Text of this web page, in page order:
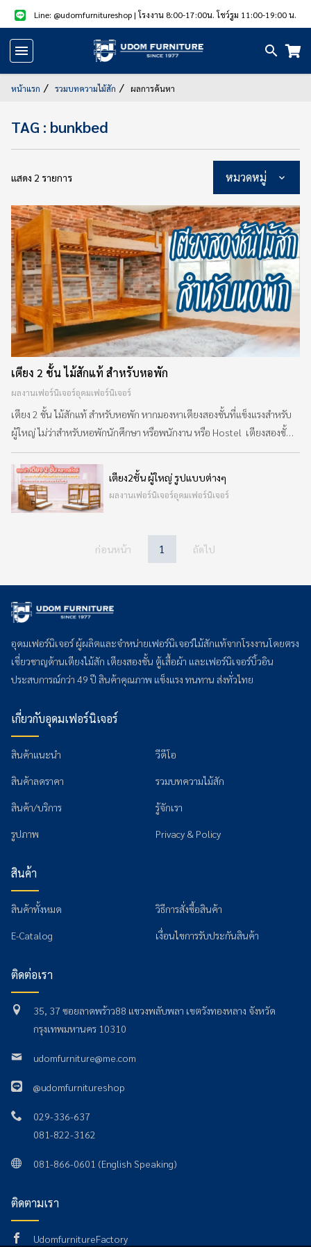
Line: @udomfurnitureshop| โรงงาน 8:00-17:00น. โชว์รูม 11:00-19:00 น.
หน้า
แนะนำ
ลด
สินค้า/
บริการ
รูป
สินค้า
&
VDO
รวม
บทความ
ไม้
สัก
เรา
ติดต่อ
หน้าแรก รวมบทความไม้สัก ผลการค้นหา
TAG : bunkbed
แสดง 2 รายการ หมวดหมู่
เตียง 2 ชั้น ไม้สักแท้ สำหรับหอพัก
ผลงานเฟอร์นิเจอร์อุดมเฟอร์นิเจอร์
เตียง 2 ชั้น ไม้สักแท้ สำหรับหอพัก หากมองหาเตียงสองชั้นที่แข็งแรงสำหรับ
ผู้ใหญ่ ไม่ว่าสำหรับหอพักนักศึกษา หรือพนักงาน หรือ Hostel เตียงสองชั้น
ไม้สักเป็นตัวเลือกที่ดีที่สุด เตียงสองชั้นจากไม้สัก เมื่อเราปีนขึ้นลง แข็งแรง
ไม่โยก มั่นคง แม้จะพลิกตัวด้านบนขณะหลับไม่โยกรบกวนท่านที่นอนด้าน
ล่าง โรงงานอุดมเฟอร์นิเจอร์ผลิตเตียงสองขั้นสำหรับหอพักและห้องพัก
หลากหลายรูปแบบ เตียงสองชั้นถอดประกอบได้ นำ
เตียง2ชั้น ผู้ใหญ่ รูปแบบต่างๆ
ผลงานเฟอร์นิเจอร์อุดมเฟอร์นิเจอร์
ก่อนหน้า 1 ถัดไป
อุดมเฟอร์นิเจอร์ ผู้ผลิตและจำหน่ายเฟอร์นิเจอร์ไม้สักแท้จากโรงงานโดยตรง
เชี่ยวชาญด้านเตียงไม้สัก เตียงสองชั้น ตู้เสื้อผ้า และเฟอร์นิเจอร์บิ้วอิน
ประสบการณ์กว่า 49 ปี สินค้าคุณภาพ แข็งแรง ทนทาน ส่งทั่วไทย
เกี่ยวกับอุดมเฟอร์นิเจอร์
สินค้าแนะนำ
สินค้าลดราคา
สินค้า/บริการ
รูปภาพ
วีดีโอ
รวมบทความไม้สัก
รู้จักเรา
Privacy & Policy
สินค้า
สินค้าทั้งหมด
E-Catalog
วิธีการสั่งซื้อสินค้า
เงื่อนไขการรับประกันสินค้า
ติดต่อเรา
35, 37 ซอยลาดพร้าว88 แขวงพลับพลา เขตวังทองหลาง จังหวัด
กรุงเทพมหานคร 10310
udomfurniture@me.com
@udomfurnitureshop
029-336-637
081-822-3162
081-866-0601 (English Speaking)
ติดตามเรา
UdomfurnitureFactory